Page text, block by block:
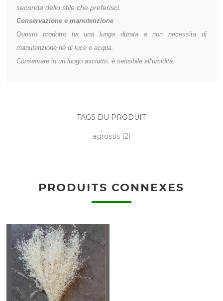
seconda dello stile che preferisci.
Conservazione e manutenzione
Questo prodotto ha una lunga durata e non necessita di
manutenzione né di luce o acqua.
Conservare in un luogo asciutto, è sensibile all'umidità.
TAGS DU PRODUIT
agrostis (2)
PRODUITS CONNEXES